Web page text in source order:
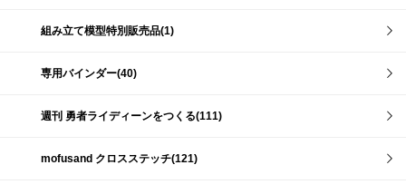
組み立て模型特別販売品(1)
専用バインダー(40)
週刊 勇者ライディーンをつくる(111)
mofusand クロスステッチ(121)